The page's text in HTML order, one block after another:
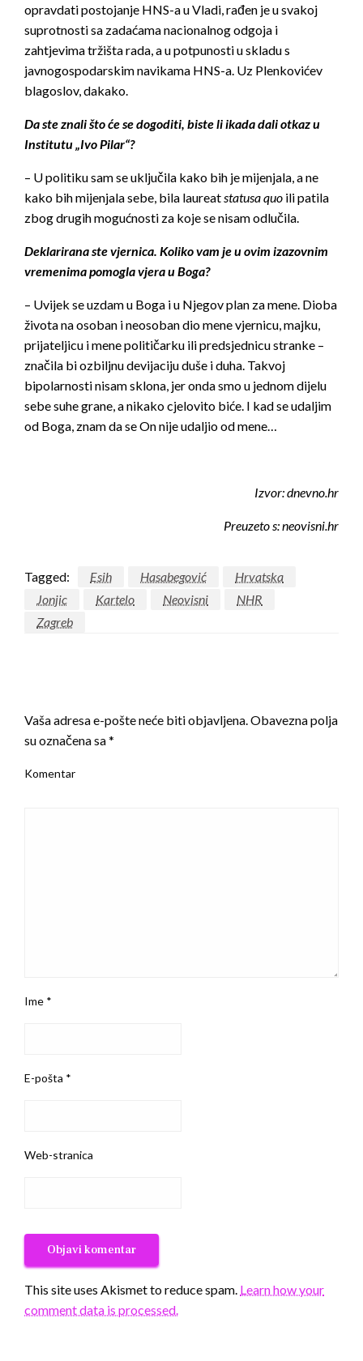
opravdati postojanje HNS-a u Vladi, rađen je u svakoj
suprotnosti sa zadaćama nacionalnog odgoja i
zahtjevima tržišta rada, a u potpunosti u skladu s
javnogospodarskim navikama HNS-a. Uz Plenkovićev
blagoslov, dakako.
Da ste znali što će se dogoditi, biste li ikada dali otkaz u
Institutu „Ivo Pilar“?
– U politiku sam se uključila kako bih je mijenjala, a ne
kako bih mijenjala sebe, bila laureatstatusa quo ili patila
zbog drugih mogućnosti za koje se nisam odlučila.
Deklarirana ste vjernica. Koliko vam je u ovim izazovnim
vremenima pomogla vjera u Boga?
– Uvijek se uzdam u Boga i u Njegov plan za mene. Dioba
života na osoban i neosoban dio mene vjernicu, majku,
prijateljicu i mene političarku ili predsjednicu stranke –
značila bi ozbiljnu devijaciju duše i duha. Takvoj
bipolarnosti nisam sklona, jer onda smo u jednom dijelu
sebe suhe grane, a nikako cjelovito biće. I kad se udaljim
od Boga, znam da se On nije udaljio od mene…
Izvor: dnevno.hr
Preuzeto s: neovisni.hr
Tagged: Esih Hasabegović
Hrvatska
Jonjic
Kartelo Neovisni
NHR
Zagreb
Vaša adresa e-pošte neće biti objavljena. Obavezna polja
su označena sa*
Komentar
Ime *
E-pošta *
Web-stranica
This site uses Akismet to reduce spam. Learn how your
comment data is processed.